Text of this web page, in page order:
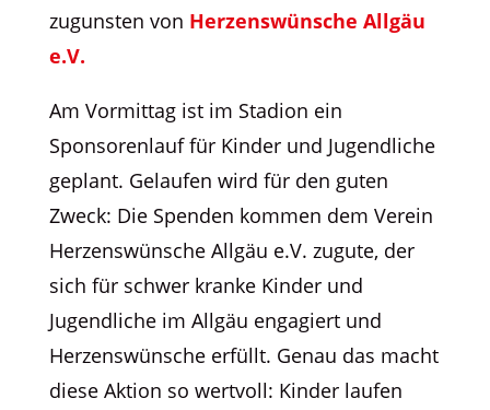
zugunsten von Herzenswünsche Allgäu
e.V.
Am Vormittag ist im Stadion ein
Sponsorenlauf für Kinder und Jugendliche
geplant. Gelaufen wird für den guten
Zweck: Die Spenden kommen dem Verein
Herzenswünsche Allgäu e.V. zugute, der
sich für schwer kranke Kinder und
Jugendliche im Allgäu engagiert und
Herzenswünsche erfüllt. Genau das macht
diese Aktion so wertvoll: Kinder laufen